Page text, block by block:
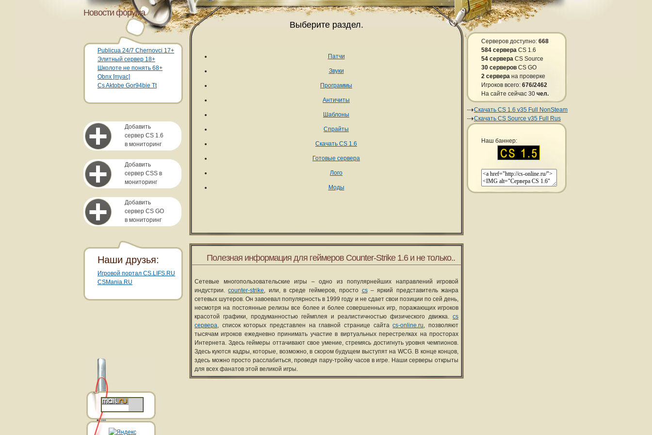
Новости форума
Publicua 24/7 Chernovci 17+
Элитный сервер 18+
Школоте не понять 68+
Obnx [myac]
Cs Aktobe Gor94bie Tt
Добавить
сервер CS 1.6
в мониторинг
Добавить
сервер CSS в
мониторинг
Добавить
сервер CS GO
в мониторинг
Серверов доступно: 668
584 сервера CS 1.6
54 сервера CS Source
30 серверов CS GO
2 сервера на проверке
Игроков всего: 676/2462
На сайте сейчас 30 чел.
Скачать CS 1.6 v35 Full NonSteam
Скачать CS Source v35 Full Rus
Наш баннер:
Выберите раздел.
Патчи
Звуки
Программы
Античиты
Шаблоны
Спрайты
Скачать CS 1.6
Готовые сервера
Лого
Моды
Полезная информация для геймеров Counter-Strike 1.6 и не только..
Сетевые многопользовательские игры – одно из популярнейших направлений игровой
индустрии.counter-strike, или, в среде геймеров, просто cs– яркий представитель жанра
сетевых шутеров. Он завоевал популярность в 1999 году и не сдает свои позиции по сей день,
несмотря на постоянные релизы все более и более совершенных игр, поражающих игроков
красотой графики, продуманностью геймплея и реалистичностью физического движка. cs
сервера, список которых представлен на главной странице сайтаcs-online.ru, позволяют
тысячам игроков ежедневно принимать участие в виртуальных перестрелках на просторах
Интернета. Здесь геймеры оттачивают свое умение, стремясь достигнуть уровня чемпионов.
Здесь куются кадры, которые, возможно, в скором будущем выступят на WCG. В конце концов,
здесь можно просто расслабиться, проведя пару-тройку часов в игре. Наши серверы открыты
для всех фанатов этой великой игры.
Наши друзья:
Игровой портал CS.LIFS.RU
CSMania.RU